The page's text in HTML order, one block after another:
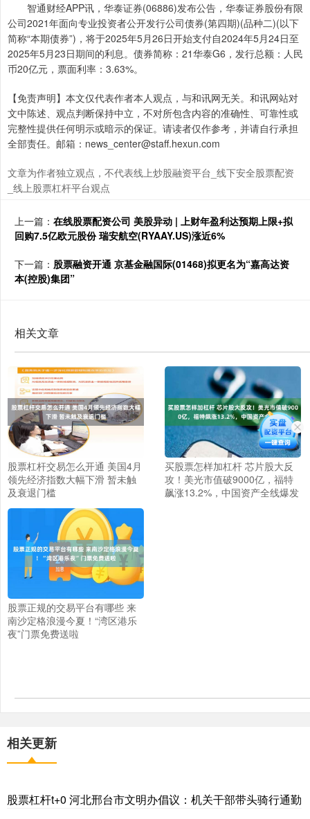
智通财经APP讯，华泰证券(06886)发布公告，华泰证券股份有限
公司2021年面向专业投资者公开发行公司债券(第四期)(品种二)(以下
简称“本期债券”)，将于2025年5月26日开始支付自2024年5月24日至
2025年5月23日期间的利息。债券简称：21华泰G6，发行总额：人民
币20亿元，票面利率：3.63%。
【免责声明】本文仅代表作者本人观点，与和讯网无关。和讯网站对
文中陈述、观点判断保持中立，不对所包含内容的准确性、可靠性或
完整性提供任何明示或暗示的保证。请读者仅作参考，并请自行承担
全部责任。邮箱：news_center@staff.hexun.com
文章为作者独立观点，不代表线上炒股融资平台_线下安全股票配资
_线上股票杠杆平台观点
上一篇： 在线股票配资公司 美股异动 | 上财年盈利达预期上限+拟
回购7.5亿欧元股份 瑞安航空(RYAAY.US)涨近6%
下一篇： 股票融资开通 京基金融国际(01468)拟更名为“嘉高达资
本(控股)集团”
相关文章
股票杠杆交易怎么开通 美国4月
领先经济指数大幅下滑 暂未触
及衰退门槛
买股票怎样加杠杆 芯片股大反
攻！美光市值破9000亿，福特
飙涨13.2%，中国资产全线爆发
股票正规的交易平台有哪些 来
南沙定格浪漫今夏！“湾区港乐
夜”门票免费送啦
相关更新
股票杠杆t+0 河北邢台市文明办倡议：机关干部带头骑行通勤